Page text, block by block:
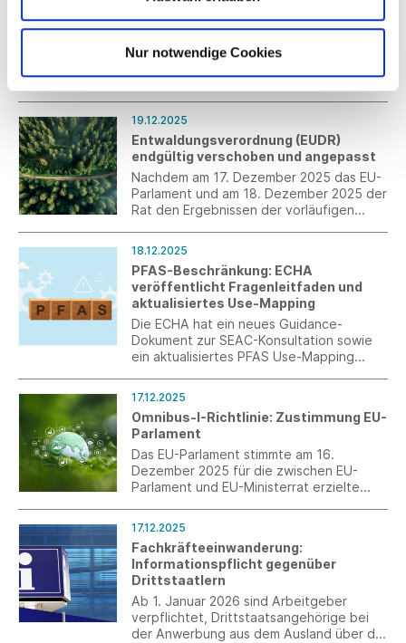
Nur notwendige Cookies
von t+m zu C9–C21-PFCAs eingereicht
Im Rahmen der laufenden „Have your
say“-Konsultation zur geplanten
Änderung der POP-Verordnung (EU)
2019/1021 wurde eine Stellungnahme zu
verwandten Verbindungen eingereicht.
Die Stellungnahme basiert auf der im t+m-
Arbeitskreis Umwelt abgestimmten
Verbandsposition und ist beigefügt.
19.12.2025
Entwaldungsverordnung (EUDR)
endgültig verschoben und angepasst
Nachdem am 17. Dezember 2025 das EU-
Parlament und am 18. Dezember 2025 der
Rat den Ergebnissen der vorläufigen
einjährige Verschiebung und die
inhaltliche Anpassung der
Entwaldungsverordnung (EUDR) sicher.
18.12.2025
PFAS-Beschränkung: ECHA
veröffentlicht Fragenleitfaden und
aktualisiertes Use-Mapping
Die ECHA hat ein neues Guidance-
Dokument zur SEAC-Konsultation sowie
ein aktualisiertes PFAS Use-Mapping
Anwendungen, insbesondere im Bereich
der technischen Textilien.
17.12.2025
Omnibus-I-Richtlinie: Zustimmung EU-
Parlament
Das EU-Parlament stimmte am 16.
Dezember 2025 für die zwischen EU-
Parlament und EU-Ministerrat erzielte
Lieferkettenrichtlinie (CSDDD) und der
Nachhaltigkeitsberichterstattungsrichtlini
e (CSRD).
17.12.2025
Fachkräfteeinwanderung:
Informationspflicht gegenüber
Drittstaatlern
Ab 1. Januar 2026 sind Arbeitgeber
verpflichtet, Drittstaatsangehörige bei
der Anwerbung aus dem Ausland über die